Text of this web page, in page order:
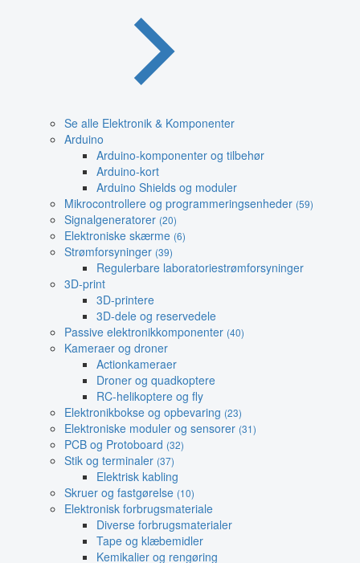
Se alle Elektronik & Komponenter
Arduino
Arduino-komponenter og tilbehør
Arduino-kort
Arduino Shields og moduler
Mikrocontrollere og programmeringsenheder (59)
Signalgeneratorer (20)
Elektroniske skærme (6)
Strømforsyninger (39)
Regulerbare laboratoriestrømforsyninger
3D-print
3D-printere
3D-dele og reservedele
Passive elektronikkomponenter (40)
Kameraer og droner
Actionkameraer
Droner og quadkoptere
RC-helikoptere og fly
Elektronikbokse og opbevaring (23)
Elektroniske moduler og sensorer (31)
PCB og Protoboard (32)
Stik og terminaler (37)
Elektrisk kabling
Skruer og fastgørelse (10)
Elektronisk forbrugsmateriale
Diverse forbrugsmaterialer
Tape og klæbemidler
Kemikalier og rengøring